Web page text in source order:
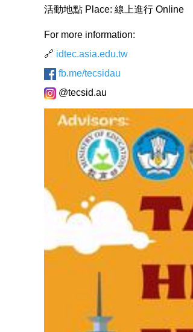
活動地點 Place: 線上進行 Online
For more information:
🔗 idtec.asia.edu.tw
fb.me/tecsidau
@tecsid.au